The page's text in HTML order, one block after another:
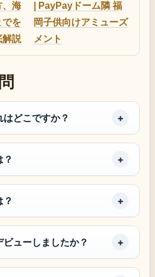
、海
でを
解説
| PayPayドーム隣 福
岡子供向けアミューズ
メント
どこですか？
ューしましたか？